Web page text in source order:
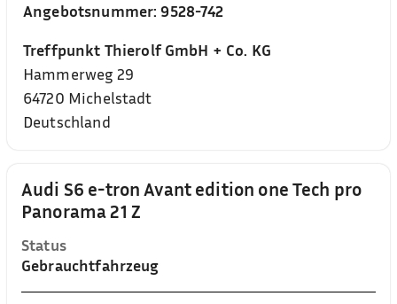
Audi S6 e-tron Avant edition one Tech pro
Panorama 21 Z
Status
Gebrauchtfahrzeug
Angebotsnummer:9528-742
Treffpunkt Thierolf GmbH + Co. KG
Hammerweg 29
64720 Michelstadt
Deutschland